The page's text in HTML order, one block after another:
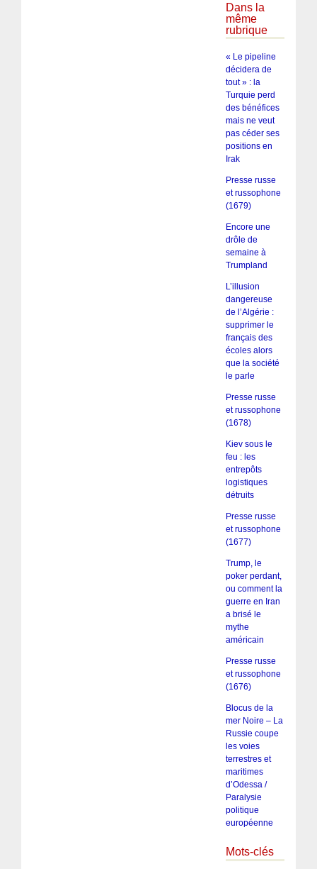
Dans la
même
rubrique
« Le pipeline
décidera de
tout » : la
Turquie perd
des bénéfices
mais ne veut
pas céder ses
positions en
Irak
Presse russe
et russophone
(1679)
Encore une
drôle de
semaine à
Trumpland
L’illusion
dangereuse
de l’Algérie :
supprimer le
français des
écoles alors
que la société
le parle
Presse russe
et russophone
(1678)
Kiev sous le
feu : les
entrepôts
logistiques
détruits
Presse russe
et russophone
(1677)
Trump, le
poker perdant,
ou comment la
guerre en Iran
a brisé le
mythe
américain
Presse russe
et russophone
(1676)
Blocus de la
mer Noire – La
Russie coupe
les voies
terrestres et
maritimes
d’Odessa /
Paralysie
politique
européenne
Mots-clés